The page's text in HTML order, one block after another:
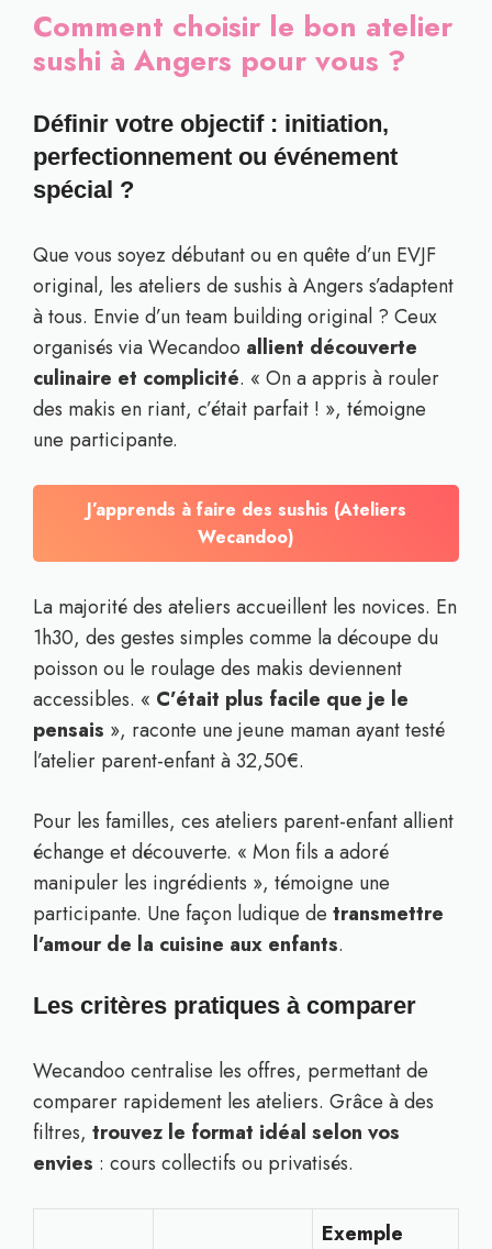
Comment choisir le bon atelier
sushi à Angers pour vous ?
Définir votre objectif : initiation,
perfectionnement ou événement
spécial ?
Que vous soyez débutant ou en quête d’un EVJF
original, les ateliers de sushis à Angers s’adaptent
à tous. Envie d’un team building original ? Ceux
organisés via Wecandoo allient découverte
culinaire et complicité. « On a appris à rouler
des makis en riant, c’était parfait ! », témoigne
une participante.
J’apprends à faire des sushis (Ateliers
Wecandoo)
La majorité des ateliers accueillent les novices. En
1h30, des gestes simples comme la découpe du
poisson ou le roulage des makis deviennent
accessibles. « C’était plus facile que je le
pensais », raconte une jeune maman ayant testé
l’atelier parent-enfant à 32,50€.
Pour les familles, ces ateliers parent-enfant allient
échange et découverte. « Mon fils a adoré
manipuler les ingrédients », témoigne une
participante. Une façon ludique de transmettre
l’amour de la cuisine aux enfants.
Les critères pratiques à comparer
Wecandoo centralise les offres, permettant de
comparer rapidement les ateliers. Grâce à des
filtres, trouvez le format idéal selon vos
envies : cours collectifs ou privatisés.
Exemple